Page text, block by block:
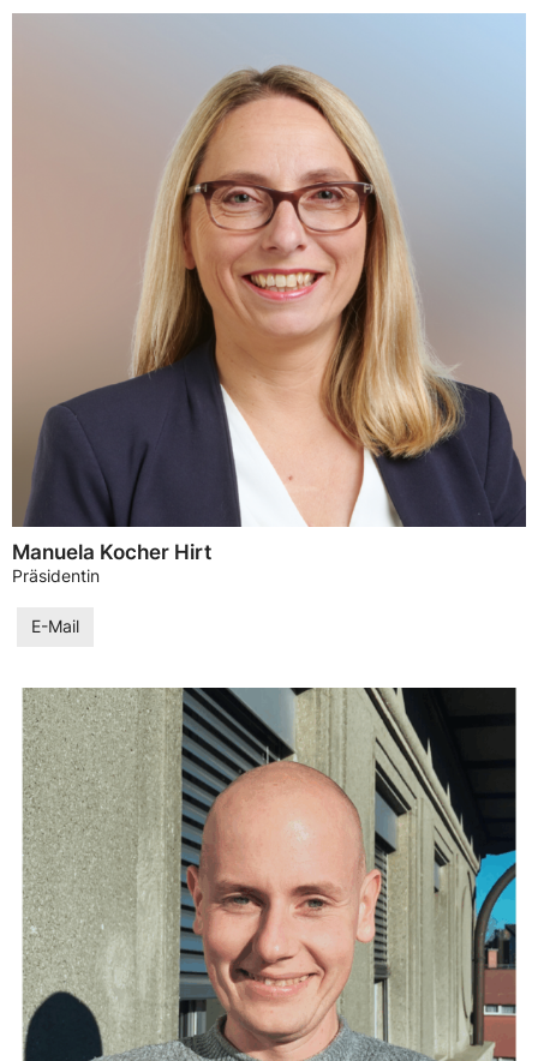
Manuela Kocher Hirt
Präsidentin
E-Mail